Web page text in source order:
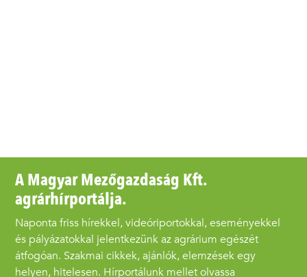
A Magyar Mezőgazdaság Kft.
agrárhírportálja.
Naponta friss hírekkel, videóriportokkal, eseményekkel
és pályázatokkal jelentkezünk az agrárium egészét
átfogóan. Szakmai cikkek, ajánlók, elemzések egy
helyen, hitelesen. Hírportálunk mellet olvassa